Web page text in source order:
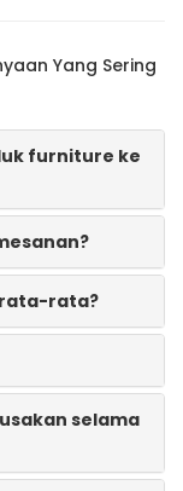
Yang Sering
furniture ke
rata?
selama